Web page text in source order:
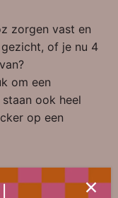
zorgen vast en
of je nu 4
om een
ook heel
op een